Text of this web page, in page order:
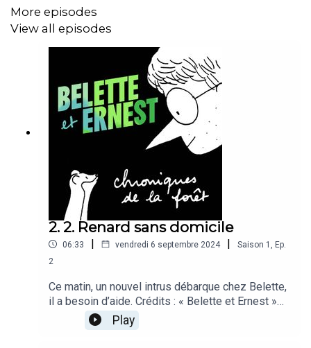
Avec les voix d’Adélaïde Bon, Paul Bouffartigue,
Adrien Cauchetier, Ariane Dionyssopoulos, et
Guillaume Riant. Prise de son par Adrien Beccaria
au studio l’Arrière-Boutique. Musiques : CDM
Music, Illustration : Delphine Perret.
Remerciements à Guillaume Lecointre,
professeur du Muséum National d’Histoire
Naturelle, pour ses conseils scientifiques sur les
animaux de la forêt.
More episodes
View all episodes
2. 2. Renard sans domicile
06:33 | vendredi 6 septembre 2024 | Saison 1
Ep.
2
Ce matin, un nouvel intrus débarque chez Belette,
il a besoin d’aide. Crédits : « Belette et Ernest »
est une série écrite par Delphine Perret, réalisée
par Octave Broutard et produite par Eric Le Ray
Play